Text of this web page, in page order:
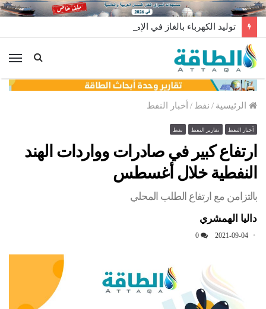
توليد الكهرباء بالغاز في الإمارات يرتفع للعام الثاني
الرئيسية / نفط / أخبار النفط
أخبار النفط تقارير النفط نفط
ارتفاع كبير في صادرات وواردات الهند
النفطية خلال أغسطس
بالتزامن مع ارتفاع الطلب المحلي
داليا الهمشري
2021-09-04
0